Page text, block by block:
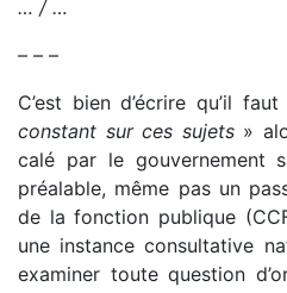
… / …
– – –
C’est bien d’écrire qu’il faut
constant sur ces sujets»
calé par le gouvernement
préalable, même pas un
de la fonction publique
une instance consultative
examiner toute question